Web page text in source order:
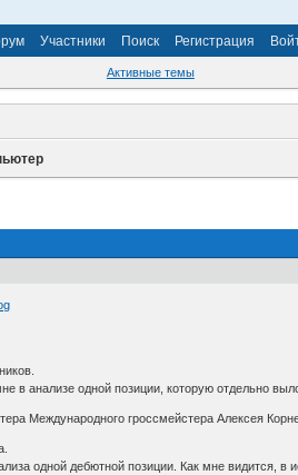
Участники Поиск Регистрация
Активные темы
в анализе одной позиции, которую отдельно
Международного гроссмейстера Алексея
одной дебютной позиции. Как мне видится, в